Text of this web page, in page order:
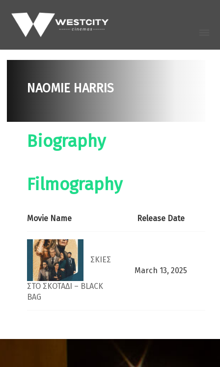
NAOMIE HARRIS
Biography
Filmography
Movie Name Release Date
ΣΚΙΕΣ
ΣΤΟ ΣΚΟΤΑΔΙ – BLACK
BAG
March 13, 2025